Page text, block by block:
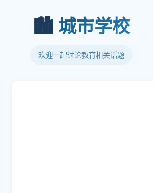
🏙️ 城市学校
欢迎一起讨论教育相关话题